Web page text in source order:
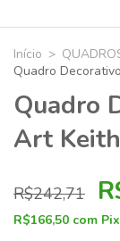
Início >
Quadro
Quadro
Art
R$242,71
R$166,50 com Pix